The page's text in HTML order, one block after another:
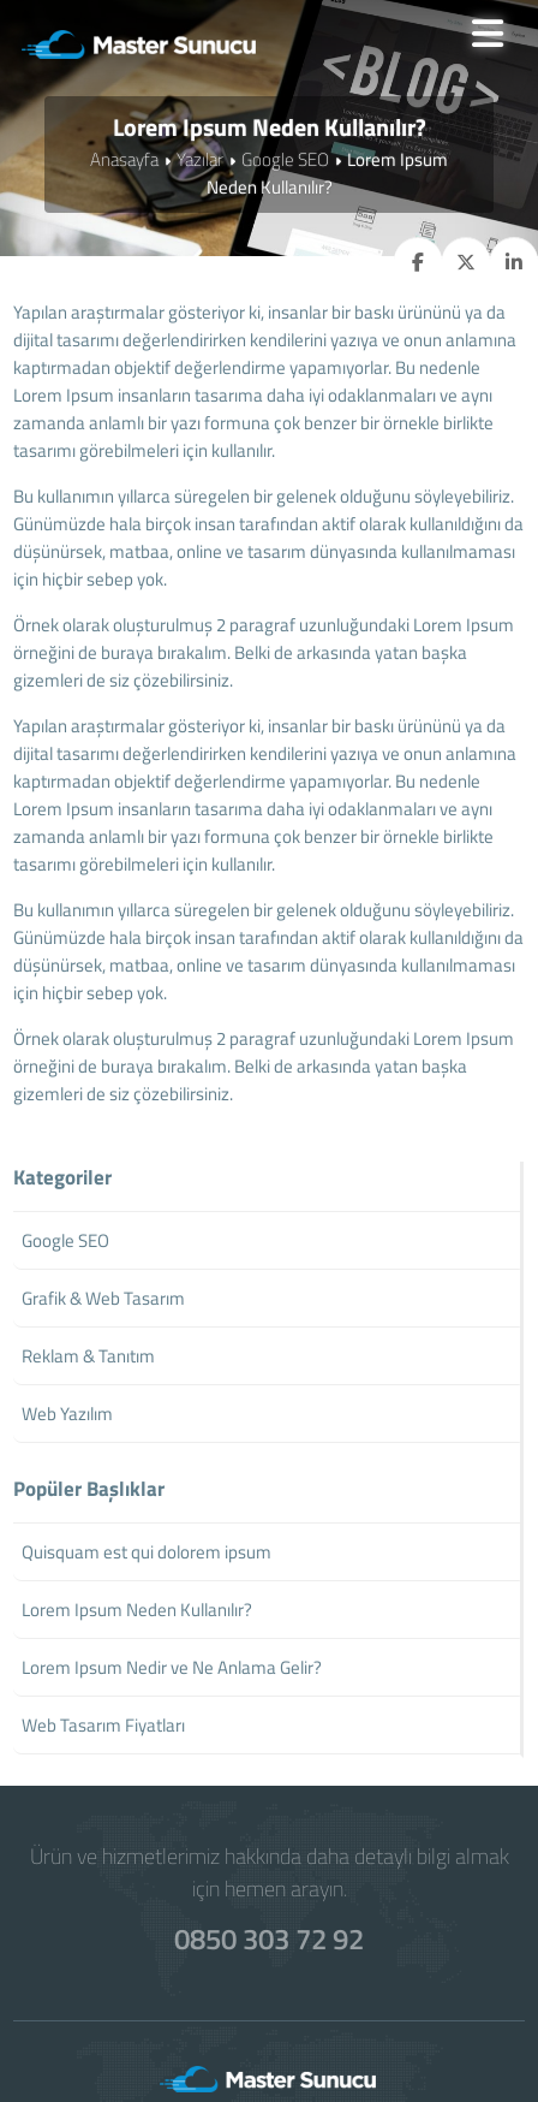
Lorem Ipsum Neden Kullanılır?
Anasayfa Yazılar Google SEO
Lorem Ipsum
Neden Kullanılır?
Yapılan araştırmalar gösteriyor ki, insanlar bir baskı ürününü ya da
dijital tasarımı değerlendirirken kendilerini yazıya ve onun anlamına
kaptırmadan objektif değerlendirme yapamıyorlar. Bu nedenle
Lorem Ipsum insanların tasarıma daha iyi odaklanmaları ve aynı
zamanda anlamlı bir yazı formuna çok benzer bir örnekle birlikte
tasarımı görebilmeleri için kullanılır.
Bu kullanımın yıllarca süregelen bir gelenek olduğunu söyleyebiliriz.
Günümüzde hala birçok insan tarafından aktif olarak kullanıldığını da
düşünürsek, matbaa, online ve tasarım dünyasında kullanılmaması
için hiçbir sebep yok.
Örnek olarak oluşturulmuş 2 paragraf uzunluğundaki Lorem Ipsum
örneğini de buraya bırakalım. Belki de arkasında yatan başka
gizemleri de siz çözebilirsiniz.
Yapılan araştırmalar gösteriyor ki, insanlar bir baskı ürününü ya da
dijital tasarımı değerlendirirken kendilerini yazıya ve onun anlamına
kaptırmadan objektif değerlendirme yapamıyorlar. Bu nedenle
Lorem Ipsum insanların tasarıma daha iyi odaklanmaları ve aynı
zamanda anlamlı bir yazı formuna çok benzer bir örnekle birlikte
tasarımı görebilmeleri için kullanılır.
Bu kullanımın yıllarca süregelen bir gelenek olduğunu söyleyebiliriz.
Günümüzde hala birçok insan tarafından aktif olarak kullanıldığını da
düşünürsek, matbaa, online ve tasarım dünyasında kullanılmaması
için hiçbir sebep yok.
Örnek olarak oluşturulmuş 2 paragraf uzunluğundaki Lorem Ipsum
örneğini de buraya bırakalım. Belki de arkasında yatan başka
gizemleri de siz çözebilirsiniz.
Kategoriler
Google SEO
Grafik & Web Tasarım
Reklam & Tanıtım
Web Yazılım
Popüler Başlıklar
Quisquam est qui dolorem ipsum
Lorem Ipsum Neden Kullanılır?
Lorem Ipsum Nedir ve Ne Anlama Gelir?
Web Tasarım Fiyatları
Ürün ve hizmetlerimiz hakkında daha detaylı bilgi almak
için hemen arayın.
0850 303 72 92